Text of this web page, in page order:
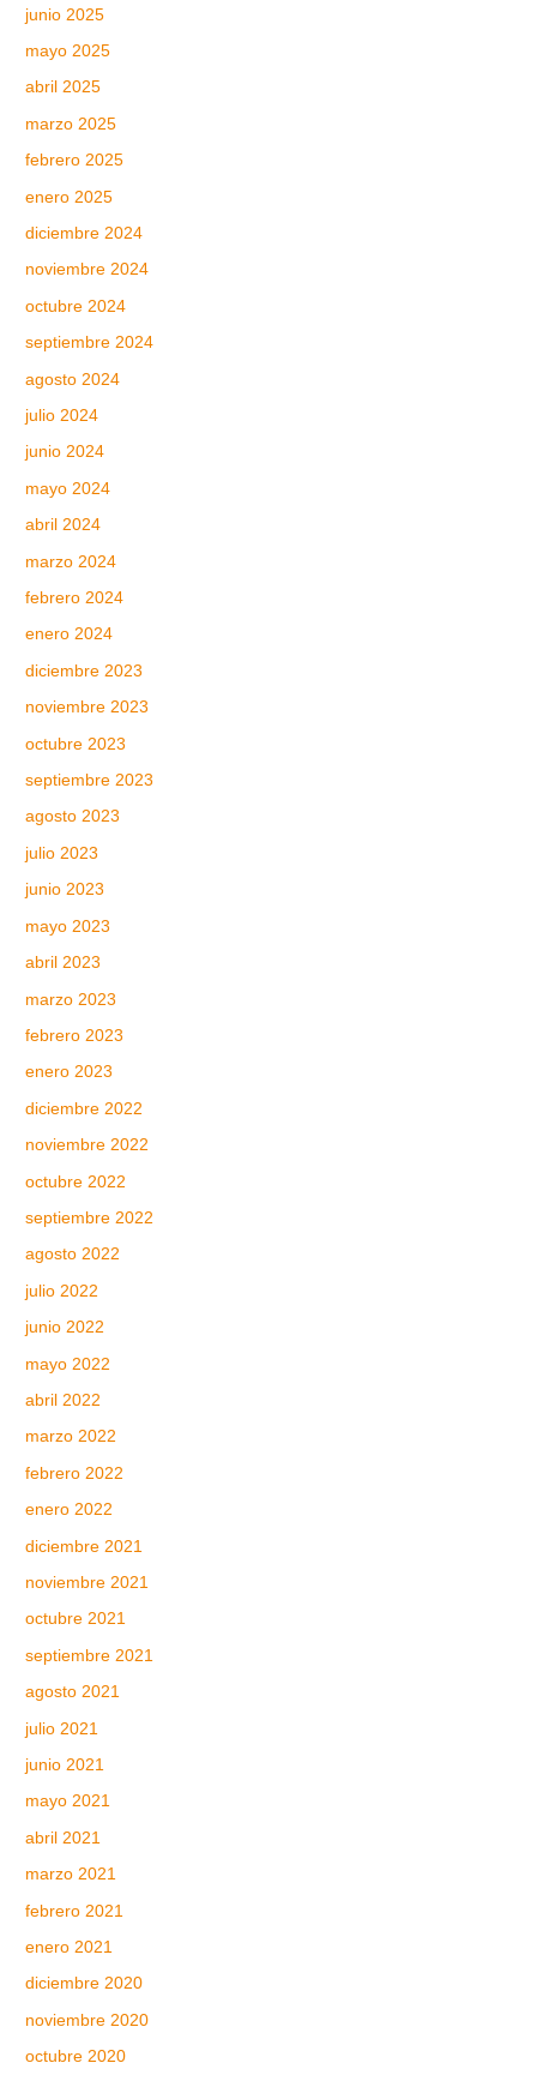
junio 2025
mayo 2025
abril 2025
marzo 2025
febrero 2025
enero 2025
diciembre 2024
noviembre 2024
octubre 2024
septiembre 2024
agosto 2024
julio 2024
junio 2024
mayo 2024
abril 2024
marzo 2024
febrero 2024
enero 2024
diciembre 2023
noviembre 2023
octubre 2023
septiembre 2023
agosto 2023
julio 2023
junio 2023
mayo 2023
abril 2023
marzo 2023
febrero 2023
enero 2023
diciembre 2022
noviembre 2022
octubre 2022
septiembre 2022
agosto 2022
julio 2022
junio 2022
mayo 2022
abril 2022
marzo 2022
febrero 2022
enero 2022
diciembre 2021
noviembre 2021
octubre 2021
septiembre 2021
agosto 2021
julio 2021
junio 2021
mayo 2021
abril 2021
marzo 2021
febrero 2021
enero 2021
diciembre 2020
noviembre 2020
octubre 2020